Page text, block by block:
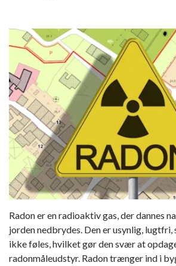
RADONMÅLING - LANGTID
ELEKTRONISK
SKIMMELSVAMP
HYGROMETER /
SKIMMELSVAMP
SKIMMELSVAMP
KOLDTÅGE -
INDEKLIMA MÅLER
SKADEDYR
SKADEDYRSFÆLDER (25%
PERSONLIGE TESTS
ALLERGIER OG
PERSONLIG BESKYTTELSE MOD
BESKYTTELSESTØJ MOD
INDEKLIMABØGER
DIV. BØGER/PUBLIKATION OM
RADONFOREBYGGELSE
RADON OG KRÆFT
RADONKORT
RADONDAGEN
RADONMÅLINGER
HVAD ER
KØB SKIMMELSVAMP
SKIMMELALARM /
HYGROMETER /
TEST FOR SKIMMELSVAMP
BESKYTTELSESUDSTYR MOD
FJERNELSE AF
KOLDTÅGE - SKIMMELSVAMP
INDEKLIMA BØGER
ALLERGI OG
OM OS
OM OS
ÅBNINGSTIDER
LEVERING /
KONTAKT OS
NYHEDER
Radon er en radioaktiv gas, der dannes
jorden nedbrydes. Den er usynlig, lugtfri,
ikke føles, hvilket gør den svær at
radonmåleudstyr. Radon trænger ind i